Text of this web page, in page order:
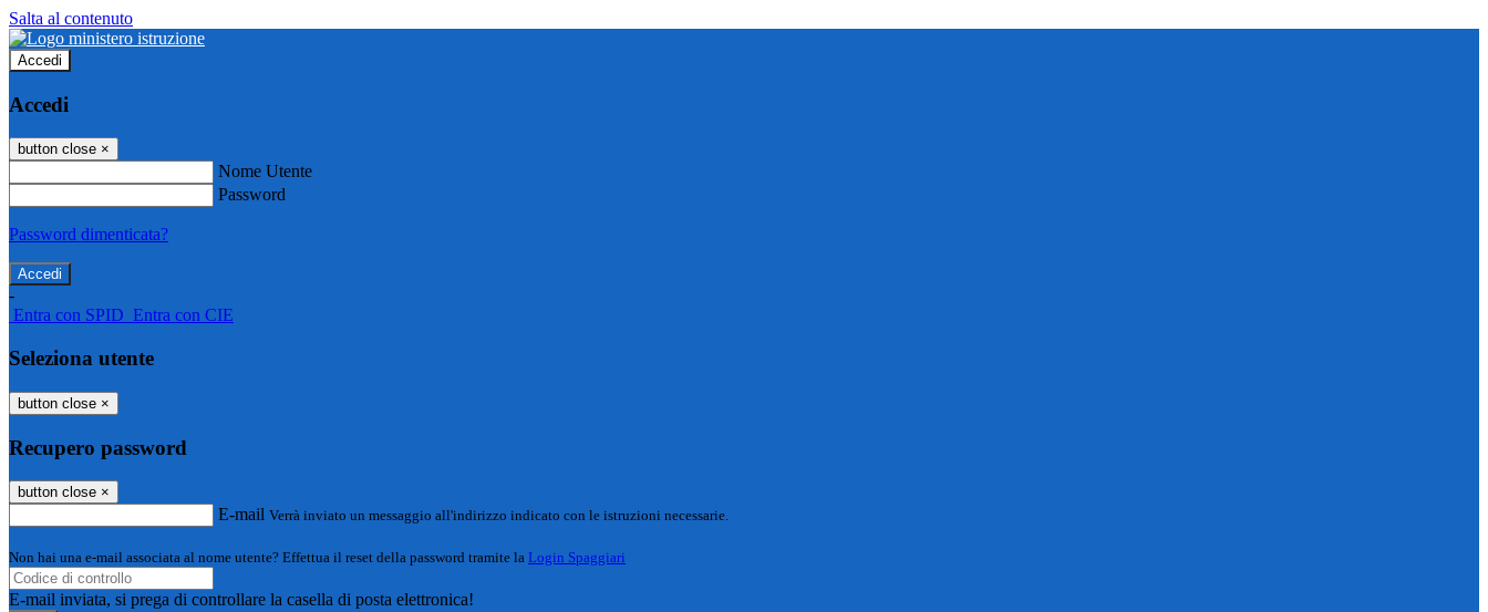
Salta al contenuto
Accedi
Accedi
button close ×
Nome Utente
Password
Password dimenticata?
-
Entra con SPID Entra con CIE
Seleziona utente
button close ×
Recupero password
button close ×
E-mail Verrà inviato un messaggio all'indirizzo indicato con le istruzioni necessarie.
Non hai una e-mail associata al nome utente? Effettua il reset della password tramite la Login Spaggiari
E-mail inviata, si prega di controllare la casella di posta elettronica!